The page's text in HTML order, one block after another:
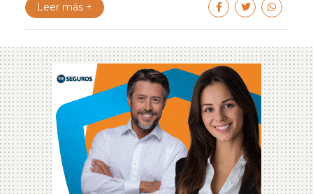
Leer más +